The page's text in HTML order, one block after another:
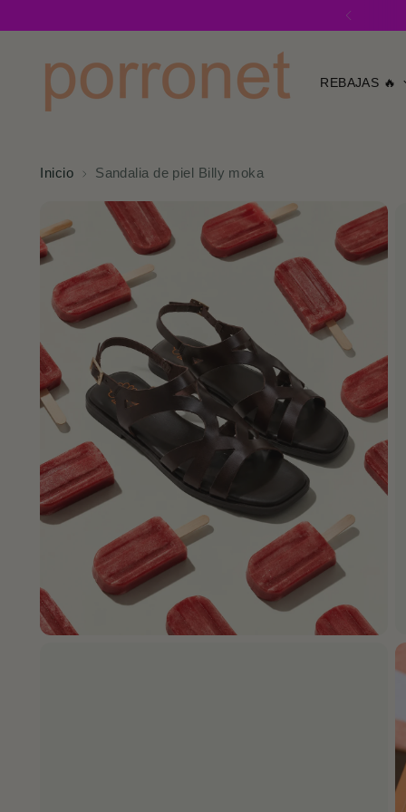
REBAJAS 🔥
Inicio Sandalia de piel Billy moka